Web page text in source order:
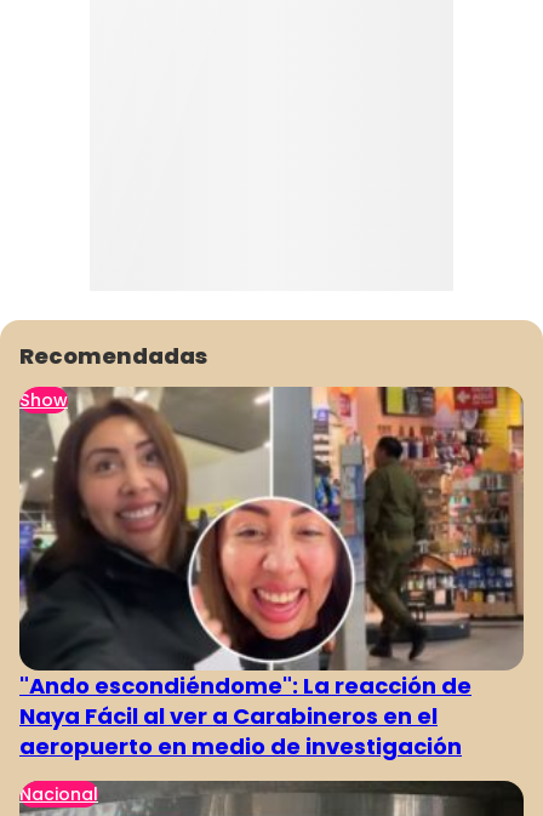
Recomendadas
Show
"Ando escondiéndome": La reacción de
Naya Fácil al ver a Carabineros en el
aeropuerto en medio de investigación
Nacional